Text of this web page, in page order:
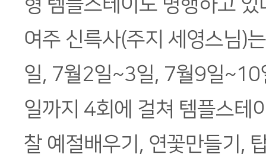
여주 신륵사(주지 세영스님)
일, 7월2일~3일, 7월9일
일까지 4회에 걸쳐 템플스테
찰 예절배우기, 연꽃만들기,